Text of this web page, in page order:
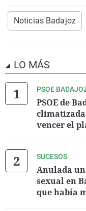
Noticias Badajoz
LO MÁS
PSOE
PSOE de
climatizada
vencer el
SUCESOS
Anulada
sexual en
que había